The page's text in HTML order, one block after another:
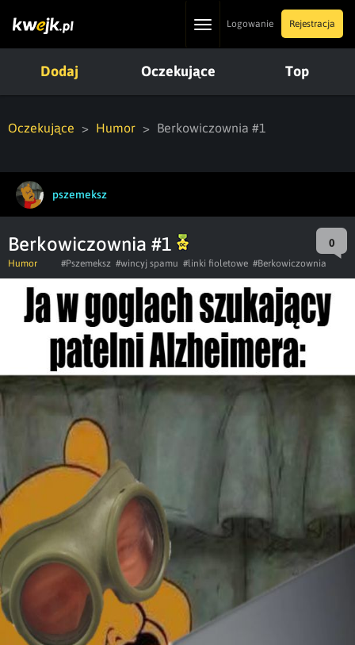
ToggleLogowanie Rejestracja
Dodaj Oczekujące Top
Oczekujące Humor Berkowiczownia #1
pszemeksz
Berkowiczownia #1 0
Humor #Pszemeksz #wincyj spamu #linki fioletowe #Berkowiczownia